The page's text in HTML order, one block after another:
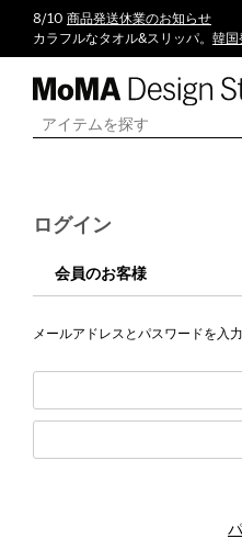
8/10 商品発送休業のお知らせ
カラフルなタオル&スリッパ。 韓国
ログイン
会員のお客様
メールアドレスとパスワードを入